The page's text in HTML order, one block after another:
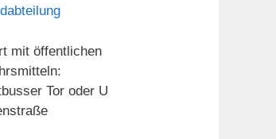
mit öffentlichen
Tor oder U